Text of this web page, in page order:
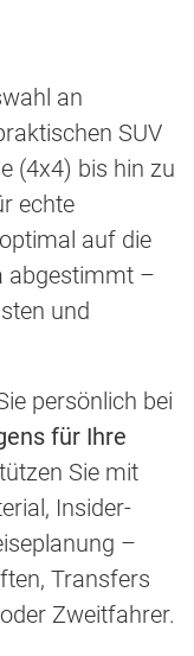
an
SUV
(4x4) bis hin zu
echte
auf die
abgestimmt –
und
persönlich bei
für Ihre
Sie mit
Insider-
–
Transfers
Zweitfahrer.